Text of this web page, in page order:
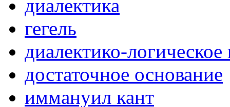
диалектика
гегель
диалектико-
достаточное основание
иммануил кант